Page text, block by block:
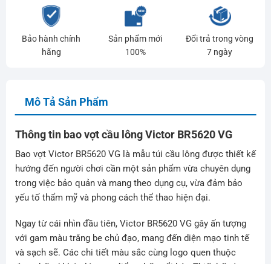
Bảo hành chính
hãng
Sản phẩm mới
100%
Đổi trả trong vòng
7 ngày
Mô Tả Sản Phẩm
Thông tin bao vợt cầu lông Victor BR5620 VG
Bao vợt Victor BR5620 VG là mẫu túi cầu lông được thiết kế
hướng đến người chơi cần một sản phẩm vừa chuyên dụng
trong việc bảo quản và mang theo dụng cụ, vừa đảm bảo
yếu tố thẩm mỹ và phong cách thể thao hiện đại.
Ngay từ cái nhìn đầu tiên, Victor BR5620 VG gây ấn tượng
với gam màu trắng be chủ đạo, mang đến diện mạo tinh tế
và sạch sẽ. Các chi tiết màu sắc cùng logo quen thuộc